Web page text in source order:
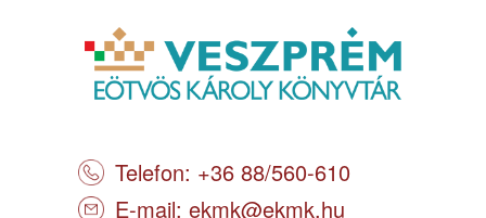
Telefon: +36 88/560-610
E-mail: ekmk@ekmk.hu